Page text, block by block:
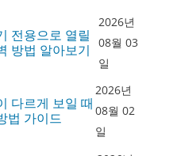
전용으로 열릴
방법 알아보기
2026년
08월 03
일
다르게 보일 때
법 가이드
2026년
08월 02
일